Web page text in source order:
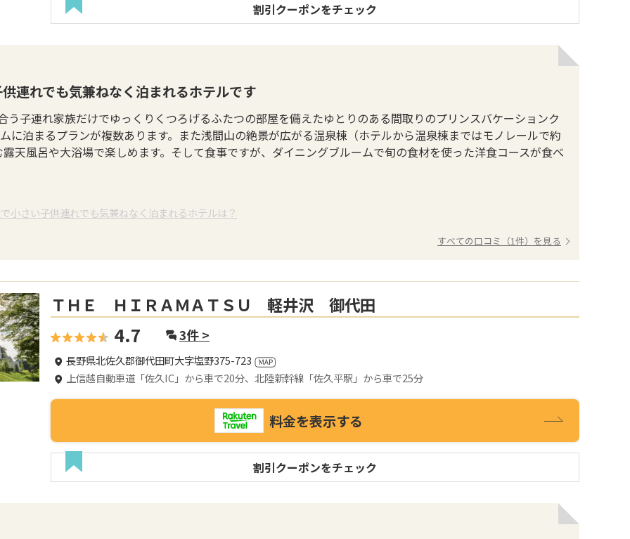
割引クーポンをチェック
連れでも気兼ねなく泊まれるホテルです
う子連れ家族だけでゆっくりくつろげるふたつの部屋を備えたゆとりのある間取りのプリンスバケーションク
に泊まるプランが複数あります。また浅間山の絶景が広がる温泉棟（ホテルから温泉棟まではモノレールで約
天風呂や大浴場で楽しめます。そして食事ですが、ダイニングブルームで旬の食材を使った洋食コースが食べ
小さい子供連れでも気兼ねなく泊まれるホテルは？
すべての口コミ（1件）を見る
ＴＨＥ ＨＩＲＡＭＡＴＳＵ 軽井沢 御代田
4.7 3件 >
長野県北佐久郡御代田町大字塩野375-723
上信越自動車道「佐久IC」から車で20分、北陸新幹線「佐久平駅」から車で25分
料金を表示する
割引クーポンをチェック